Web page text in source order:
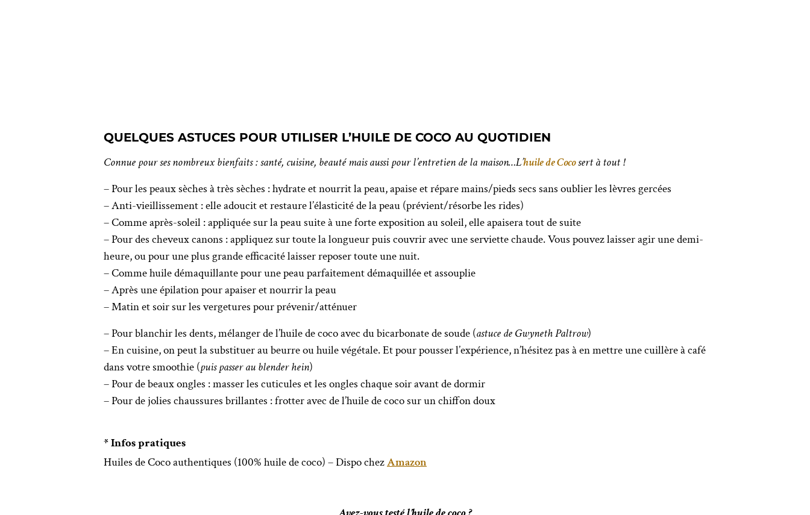
QUELQUES ASTUCES POUR UTILISER L’HUILE DE COCO AU QUOTIDIEN
Connue pour ses nombreux bienfaits : santé, cuisine, beauté mais aussi pour l’entretien de la maison…L’huile de Cocosert à tout !
– Pour les peaux sèches à très sèches : hydrate et nourrit la peau, apaise et répare mains/pieds secs sans oublier les lèvres gercées
– Anti-vieillissement : elle adoucit et restaure l’élasticité de la peau (prévient/résorbe les rides)
– Comme après-soleil : appliquée sur la peau suite à une forte exposition au soleil, elle apaisera tout de suite
– Pour des cheveux canons : appliquez sur toute la longueur puis couvrir avec une serviette chaude. Vous pouvez laisser agir une demi-
heure, ou pour une plus grande efficacité laisser reposer toute une nuit.
– Comme huile démaquillante pour une peau parfaitement démaquillée et assouplie
– Après une épilation pour apaiser et nourrir la peau
– Matin et soir sur les vergetures pour prévenir/atténuer
– Pour blanchir les dents, mélanger de l’huile de coco avec du bicarbonate de soude (astuce de Gwyneth Paltrow)
– En cuisine, on peut la substituer au beurre ou huile végétale. Et pour pousser l’expérience, n’hésitez pas à en mettre une cuillère à café
dans votre smoothie (puis passer au blender hein)
– Pour de beaux ongles : masser les cuticules et les ongles chaque soir avant de dormir
– Pour de jolies chaussures brillantes : frotter avec de l’huile de coco sur un chiffon doux
* Infos pratiques
Huiles de Coco authentiques (100% huile de coco) – Dispo chezAmazon